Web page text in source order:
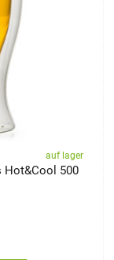
auf lager
Hot&Cool 500